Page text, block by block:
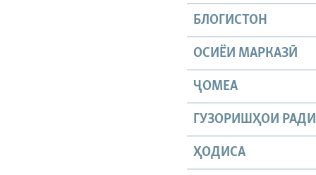
БЛОГИСТОН
ОСИЁИ МАРКАЗӢ
ҶОМEА
ГУЗОРИШҲОИ
ҲОДИСА